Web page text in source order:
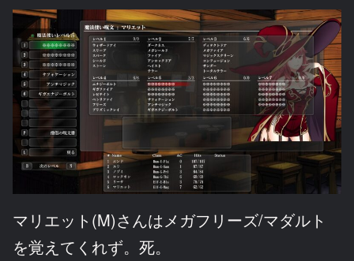
マリエット(M)さんはメガフリーズ/マダルト
を覚えてくれず。死。